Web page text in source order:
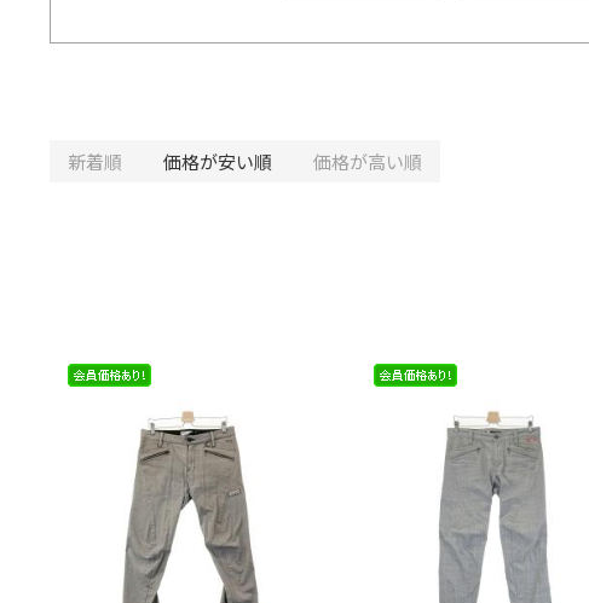
新着順 価格が安い順 価格が高い順